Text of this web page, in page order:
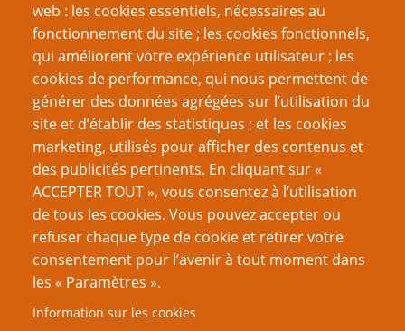
web : les cookies essentiels, nécessaires au
fonctionnement du site ; les cookies fonctionnels,
qui améliorent votre expérience utilisateur ; les
cookies de performance, qui nous permettent de
générer des données agrégées sur l’utilisation du
site et d’établir des statistiques ; et les cookies
marketing, utilisés pour afficher des contenus et
des publicités pertinents. En cliquant sur «
ACCEPTER TOUT », vous consentez à l’utilisation
de tous les cookies. Vous pouvez accepter ou
refuser chaque type de cookie et retirer votre
consentement pour l’avenir à tout moment dans
les « Paramètres ».
Information sur les cookies
Réinitialiser votre mot de passe
Du même auteur
Critique de Gobelin qui s’en dédit
Critique de Découverte Jeu de Role (éditions Solar)
VOUS AIMEREZ AUSSI
Débarrassez vos monstres du validisme
Campagne frontalière - une tambouille de Troy
Critique de Iron Kingdoms: Requiem
Des septuagénaires jouent au JdR pour la première